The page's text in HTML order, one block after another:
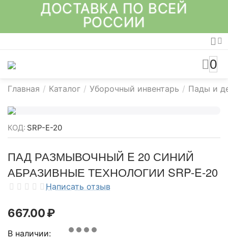
ДОСТАВКА ПО ВСЕЙ
РОССИИ
0
Главная / Каталог / Уборочный инвентарь / Пады и
КОД: SRP-E-20
ПАД РАЗМЫВОЧНЫЙ E 20 СИНИЙ
АБРАЗИВНЫЕ ТЕХНОЛОГИИ SRP-E-20
Написать отзыв
667.00₽
В наличии: